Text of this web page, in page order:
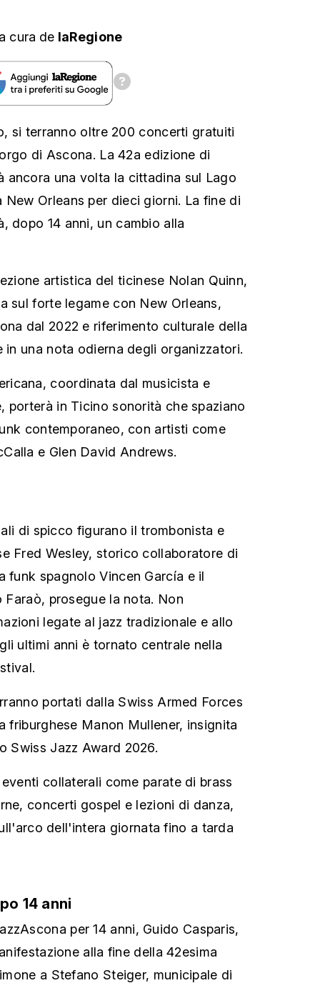
cura de laRegione
si terranno oltre 200 concerti gratuiti
di Ascona. La 42a edizione di
ancora una volta la cittadina sul Lago
Orleans per dieci giorni. La fine di
dopo 14 anni, un cambio alla
artistica del ticinese Nolan Quinn,
sul forte legame con New Orleans,
dal 2022 e riferimento culturale della
in una nota odierna degli organizzatori.
coordinata dal musicista e
porterà in Ticino sonorità che spaziano
contemporaneo, con artisti come
e Glen David Andrews.
di spicco figurano il trombonista e
Fred Wesley, storico collaboratore di
funk spagnolo Vincen García e il
prosegue la nota. Non
legate al jazz tradizionale e allo
ultimi anni è tornato centrale nella
portati dalla Swiss Armed Forces
friburghese Manon Mullener, insignita
Swiss Jazz Award 2026.
collaterali come parate di brass
concerti gospel e lezioni di danza,
dell'intera giornata fino a tarda
14 anni
per 14 anni, Guido Casparis,
alla fine della 42esima
a Stefano Steiger, municipale di